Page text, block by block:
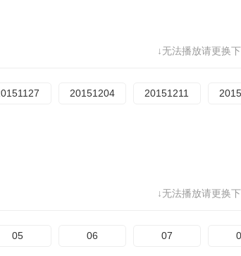
↓无法播放请更换
20151204 20151211
↓无法播放请更换
05 06 07